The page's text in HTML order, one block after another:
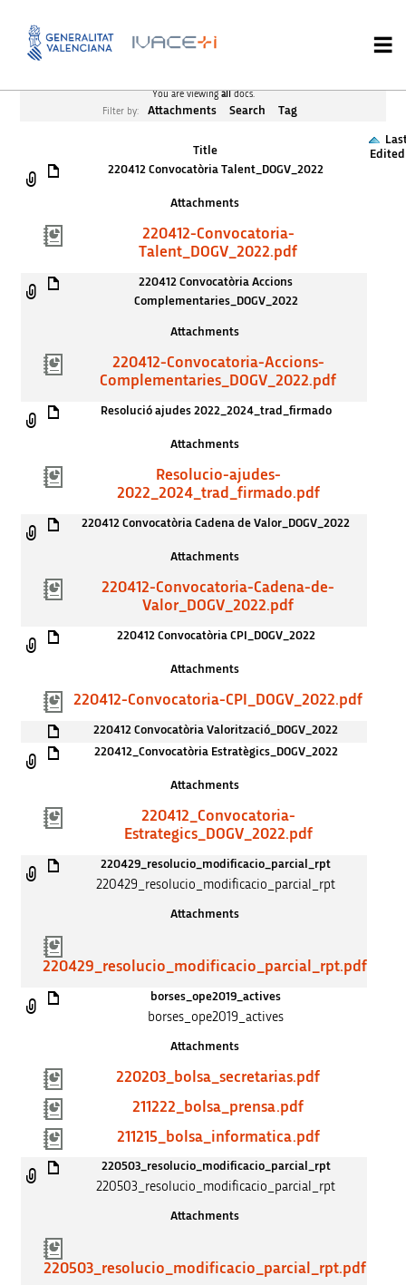
You are viewing all
docs.
Filter by:
Attachments Search Tag
Title
Edited
220412 Convocatòria Talent_DOGV_2022
Attachments
220412-Convocatoria-
Talent_DOGV_2022.pdf
220412 Convocatòria Accions
Complementaries_DOGV_2022
Attachments
220412-Convocatoria-Accions-
Complementaries_DOGV_2022.pdf
Resolució ajudes 2022_2024_trad_firmado
Attachments
Resolucio-ajudes-
2022_2024_trad_firmado.pdf
220412 Convocatòria Cadena de Valor_DOGV_2022
Attachments
220412-Convocatoria-Cadena-de-
Valor_DOGV_2022.pdf
220412 Convocatòria CPI_DOGV_2022
Attachments
220412-Convocatoria-CPI_DOGV_2022.pdf
220412 Convocatòria Valorització_DOGV_2022
220412_Convocatòria Estratègics_DOGV_2022
Attachments
220412_Convocatoria-
Estrategics_DOGV_2022.pdf
220429_resolucio_modificacio_parcial_rpt
220429_resolucio_modificacio_parcial_rpt
Attachments
220429_resolucio_modificacio_parcial_rpt.pdf
borses_ope2019_actives
borses_ope2019_actives
Attachments
220203_bolsa_secretarias.pdf
211222_bolsa_prensa.pdf
211215_bolsa_informatica.pdf
220503_resolucio_modificacio_parcial_rpt
220503_resolucio_modificacio_parcial_rpt
Attachments
220503_resolucio_modificacio_parcial_rpt.pdf